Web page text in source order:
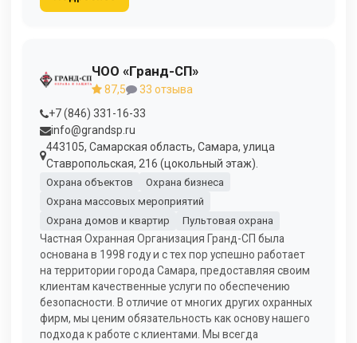
ЧОО «Гранд-СП»
87,5
33 отзыва
+7 (846) 331-16-33
info@grandsp.ru
443105, Самарская область, Самара, улица
Ставропольская, 216 (цокольный этаж).
Охрана объектов
Охрана бизнеса
Охрана массовых мероприятий
Охрана домов и квартир
Пультовая охрана
Частная Охранная Организация Гранд-СП была
основана в 1998 году и с тех пор успешно работает
на территории города Самара, предоставляя своим
клиентам качественные услуги по обеспечению
безопасности. В отличие от многих других охранных
фирм, мы ценим обязательность как основу нашего
подхода к работе с клиентами. Мы всегда